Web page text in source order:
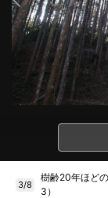
3/8
樹齢20年ほど
3）